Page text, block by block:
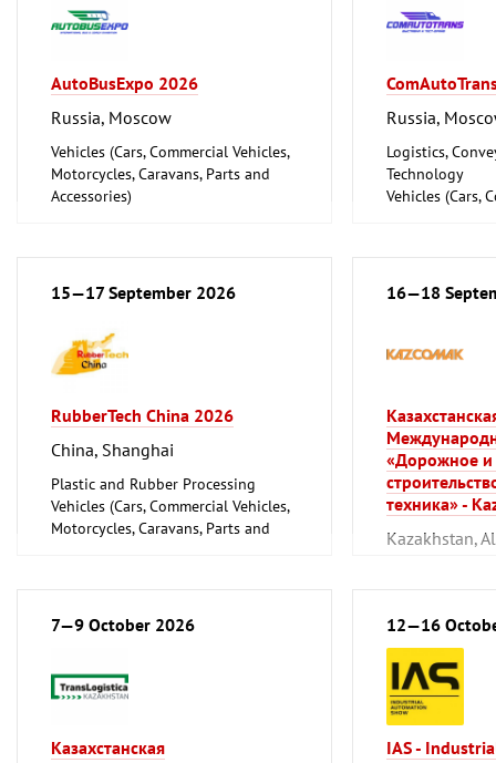
AutoBusExpo 2026
Russia, Moscow
Vehicles (Cars, Commercial Vehicles,
Motorcycles, Caravans, Parts and
Accessories)
Russia,
Logistics,
Technology
Vehicles (Cars,
15—17 September 2026
RubberTech China 2026
China, Shanghai
Plastic and Rubber Processing
Vehicles (Cars, Commercial Vehicles,
Motorcycles, Caravans, Parts and
16—18
«Дорожное
техника» -
Kazakhstan,
Motorcycles,
Accessories)
7—9 October 2026
Казахстанская
12—16
IAS -